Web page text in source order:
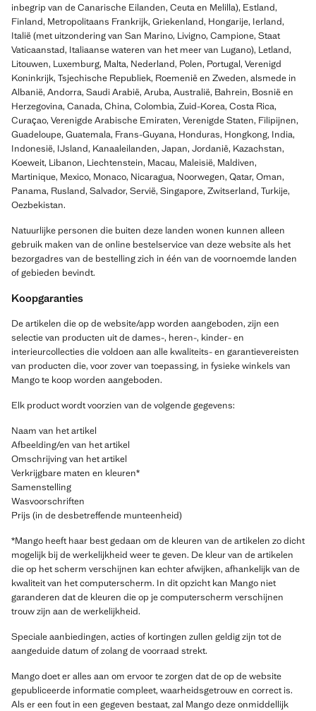
inbegrip van de Canarische Eilanden, Ceuta en Melilla), Estland,
Finland, Metropolitaans Frankrijk, Griekenland, Hongarije, Ierland,
Italië (met uitzondering van San Marino, Livigno, Campione, Staat
Vaticaanstad, Italiaanse wateren van het meer van Lugano), Letland,
Litouwen, Luxemburg, Malta, Nederland, Polen, Portugal, Verenigd
Koninkrijk, Tsjechische Republiek, Roemenië en Zweden, alsmede in
Albanië, Andorra, Saudi Arabië, Aruba, Australië, Bahrein, Bosnië en
Herzegovina, Canada, China, Colombia, Zuid-Korea, Costa Rica,
Curaçao, Verenigde Arabische Emiraten, Verenigde Staten, Filipijnen,
Guadeloupe, Guatemala, Frans-Guyana, Honduras, Hongkong, India,
Indonesië, IJsland, Kanaaleilanden, Japan, Jordanië, Kazachstan,
Koeweit, Libanon, Liechtenstein, Macau, Maleisië, Maldiven,
Martinique, Mexico, Monaco, Nicaragua, Noorwegen, Qatar, Oman,
Panama, Rusland, Salvador, Servië, Singapore, Zwitserland, Turkije,
Oezbekistan.
Natuurlijke personen die buiten deze landen wonen kunnen alleen
gebruik maken van de online bestelservice van deze website als het
bezorgadres van de bestelling zich in één van de voornoemde landen
of gebieden bevindt.
Koopgaranties
De artikelen die op de website/app worden aangeboden, zijn een
selectie van producten uit de dames-, heren-, kinder- en
interieurcollecties die voldoen aan alle kwaliteits- en garantievereisten
van producten die, voor zover van toepassing, in fysieke winkels van
Mango te koop worden aangeboden.
Elk product wordt voorzien van de volgende gegevens:
Naam van het artikel
Afbeelding/en van het artikel
Omschrijving van het artikel
Verkrijgbare maten en kleuren*
Samenstelling
Wasvoorschriften
Prijs (in de desbetreffende munteenheid)
*Mango heeft haar best gedaan om de kleuren van de artikelen zo dicht
mogelijk bij de werkelijkheid weer te geven. De kleur van de artikelen
die op het scherm verschijnen kan echter afwijken, afhankelijk van de
kwaliteit van het computerscherm. In dit opzicht kan Mango niet
garanderen dat de kleuren die op je computerscherm verschijnen
trouw zijn aan de werkelijkheid.
Speciale aanbiedingen, acties of kortingen zullen geldig zijn tot de
aangeduide datum of zolang de voorraad strekt.
Mango doet er alles aan om ervoor te zorgen dat de op de website
gepubliceerde informatie compleet, waarheidsgetrouw en correct is.
Als er een fout in een gegeven bestaat, zal Mango deze onmiddellijk